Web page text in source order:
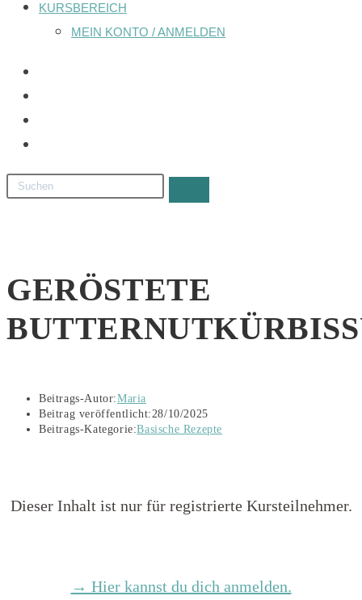
KURSBEREICH
MEIN KONTO / ANMELDEN
GERÖSTETE
Beitrags-Autor:Maria
Beitrag veröffentlicht:28/10/2025
Beitrags-Kategorie:Basische Rezepte
Dieser Inhalt ist nur für registrierte Kursteilnehmer.
→ Hier kannst du dich anmelden.